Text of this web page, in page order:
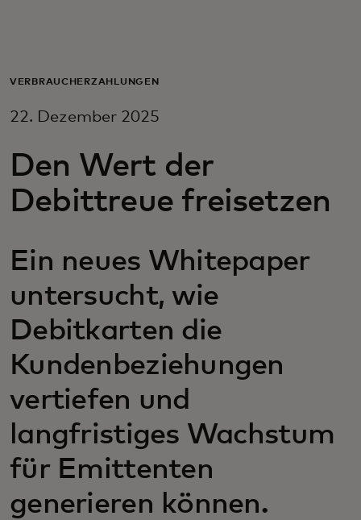
Für Unternehmen
Für Innovatoren
VERBRAUCHERZAHLUNGEN
22. Dezember 2025
Den Wert der
Debittreue freisetzen
Ein neues Whitepaper
untersucht, wie
Debitkarten die
Kundenbeziehungen
vertiefen und
langfristiges Wachstum
für Emittenten
generieren können.